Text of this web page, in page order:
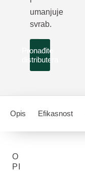
umanjuje
svrab.
Pronađite
distributera
Opis Efikasnost
O
PI